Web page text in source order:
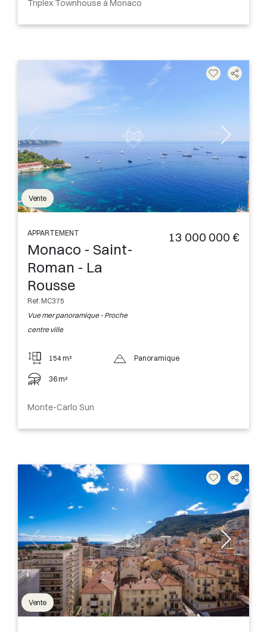
Triplex Townhouse à Monaco
Vente
APPARTEMENT
Monaco - Saint-
Roman - La
Rousse
Ref. MC375
Vue mer panoramique - Proche
centre ville
13 000 000 €
154 m²
36 m²
Panoramique
Monte-Carlo Sun
Vente